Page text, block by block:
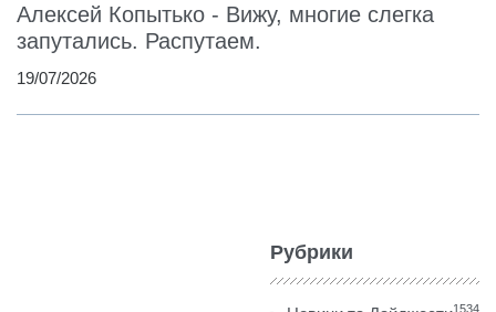
Алексей Копытько - Вижу, многие слегка
запутались. Распутаем.
19/07/2026
Рубрики
1534